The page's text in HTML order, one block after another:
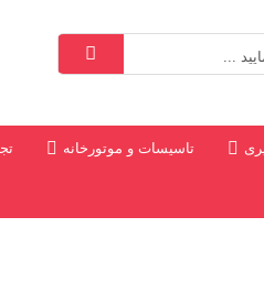
تاسیسات و موتورخانه